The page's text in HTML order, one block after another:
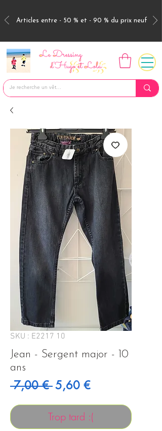
Articles entre - 50 % et - 90 % du prix neuf
SKU : E2217 10
Jean - Sergent major - 10
ans
7,00 € Prix original
5,60 €Prix
Trop tard :(